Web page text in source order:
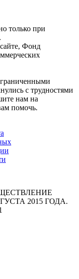
только при
Фонд
с трудностями
нам на
помочь.
2015 ГОДА.